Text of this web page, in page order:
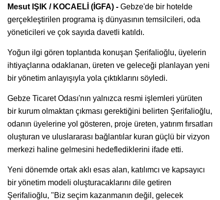
Mesut IŞIK / KOCAELİ (İGFA) - Gebze'de bir hotelde
gerçekleştirilen programa iş dünyasının temsilcileri, oda
yöneticileri ve çok sayıda davetli katıldı.
Yoğun ilgi gören toplantıda konuşan Şerifalioğlu, üyelerin
ihtiyaçlarına odaklanan, üreten ve geleceği planlayan yeni
bir yönetim anlayışıyla yola çıktıklarını söyledi.
Gebze Ticaret Odası'nın yalnızca resmi işlemleri yürüten
bir kurum olmaktan çıkması gerektiğini belirten Şerifalioğlu,
odanın üyelerine yol gösteren, proje üreten, yatırım fırsatları
oluşturan ve uluslararası bağlantılar kuran güçlü bir vizyon
merkezi haline gelmesini hedeflediklerini ifade etti.
Yeni dönemde ortak aklı esas alan, katılımcı ve kapsayıcı
bir yönetim modeli oluşturacaklarını dile getiren
Şerifalioğlu, "Biz seçim kazanmanın değil, gelecek